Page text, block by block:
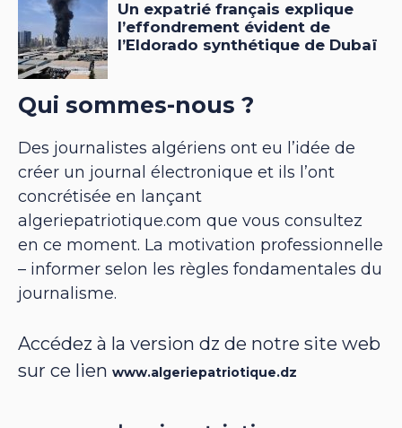
Qui sommes-nous ?
Des journalistes algériens ont eu l’idée de
créer un journal électronique et ils l’ont
concrétisée en lançant
algeriepatriotique.com que vous consultez
en ce moment. La motivation professionnelle
– informer selon les règles fondamentales du
journalisme.
Accédez à la version dz de notre site web
sur ce lien www.algeriepatriotique.dz